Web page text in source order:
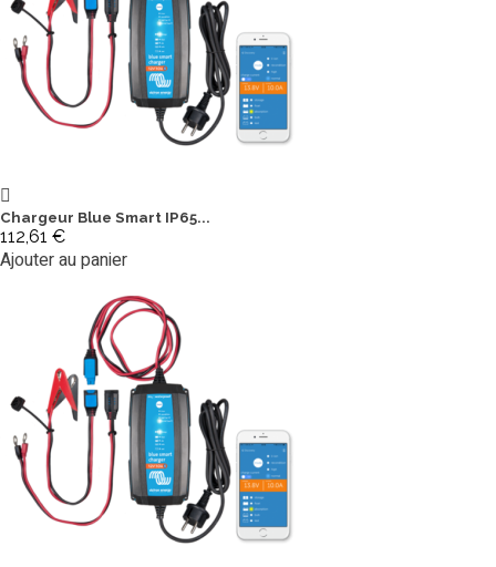
Chargeur Blue Smart IP65...
112,61 €
Ajouter au panier